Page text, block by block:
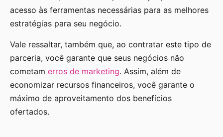
acesso às ferramentas necessárias para as melhores
estratégias para seu negócio.
Vale ressaltar, também que, ao contratar este tipo de
parceria, você garante que seus negócios não
cometam erros de marketing. Assim, além de
economizar recursos financeiros, você garante o
máximo de aproveitamento dos benefícios
ofertados.